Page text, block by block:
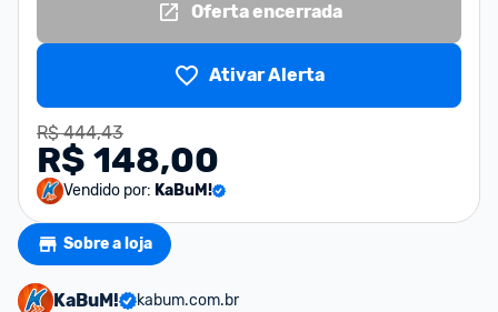
Oferta encerrada
Ativar Alerta
R$ 444,43
R$ 148,00
Vendido por: KaBuM!
Sobre a loja
KaBuM!
kabum.com.br